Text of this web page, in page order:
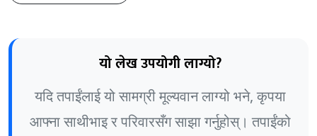
यो लेख उपयोगी लाग्यो?
यदि तपाईंलाई यो सामग्री मूल्यवान लाग्यो भने, कृपया
आफ्ना साथीभाइ र परिवारसँग साझा गर्नुहोस्। तपाईंको